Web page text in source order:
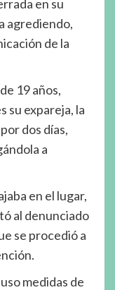
en su
agrediendo,
de la
19 años,
su expareja, la
dos días,
a
en el lugar,
al denunciado
se procedió a
medidas de